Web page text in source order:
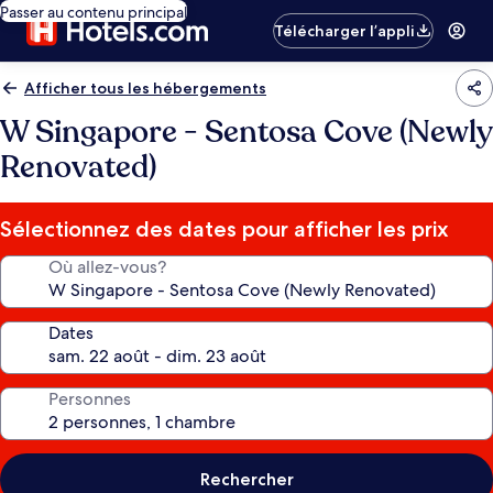
Passer au contenu principal
Télécharger l’appli
Afficher tous les hébergements
W Singapore - Sentosa Cove (Newly
Renovated)
Sélectionnez des dates pour afficher les prix
Où allez-vous?
Dates
Personnes
Rechercher